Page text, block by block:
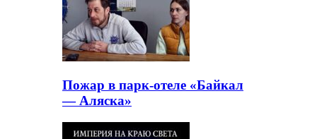
Пожар в парк-отеле «Байкал
— Аляска»